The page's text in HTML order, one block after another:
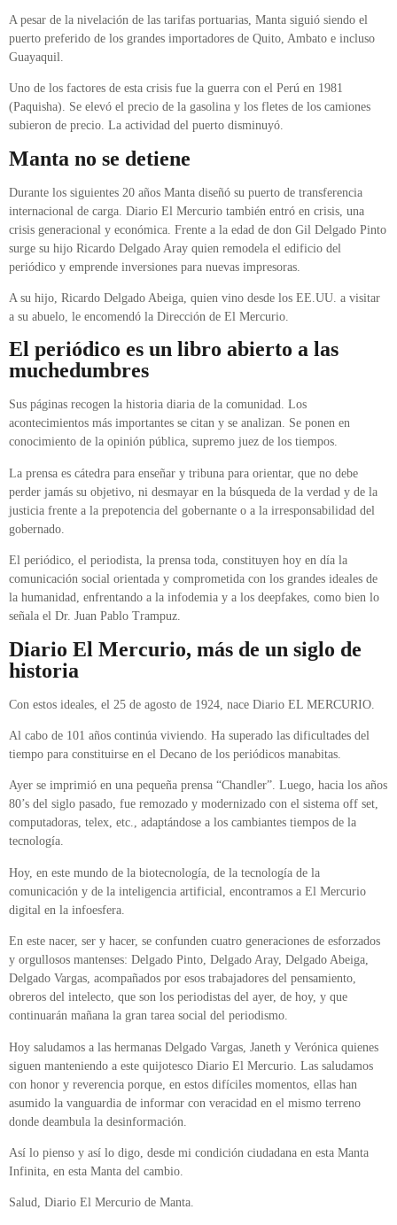
A pesar de la nivelación de las tarifas portuarias, Manta siguió siendo el
puerto preferido de los grandes importadores de Quito, Ambato e incluso
Guayaquil.
Uno de los factores de esta crisis fue la guerra con el Perú en 1981
(Paquisha). Se elevó el precio de la gasolina y los fletes de los camiones
subieron de precio. La actividad del puerto disminuyó.
Manta no se detiene
Durante los siguientes 20 años Manta diseñó su puerto de transferencia
internacional de carga. Diario El Mercurio también entró en crisis, una
crisis generacional y económica. Frente a la edad de don Gil Delgado Pinto
surge su hijo Ricardo Delgado Aray quien remodela el edificio del
periódico y emprende inversiones para nuevas impresoras.
A su hijo, Ricardo Delgado Abeiga, quien vino desde los EE.UU. a visitar
a su abuelo, le encomendó la Dirección de El Mercurio.
El periódico es un libro abierto a las
muchedumbres
Sus páginas recogen la historia diaria de la comunidad. Los
acontecimientos más importantes se citan y se analizan. Se ponen en
conocimiento de la opinión pública, supremo juez de los tiempos.
La prensa es cátedra para enseñar y tribuna para orientar, que no debe
perder jamás su objetivo, ni desmayar en la búsqueda de la verdad y de la
justicia frente a la prepotencia del gobernante o a la irresponsabilidad del
gobernado.
El periódico, el periodista, la prensa toda, constituyen hoy en día la
comunicación social orientada y comprometida con los grandes ideales de
la humanidad, enfrentando a la infodemia y a los deepfakes, como bien lo
señala el Dr. Juan Pablo Trampuz.
Diario El Mercurio, más de un siglo de
historia
Con estos ideales, el 25 de agosto de 1924, nace Diario EL MERCURIO.
Al cabo de 101 años continúa viviendo. Ha superado las dificultades del
tiempo para constituirse en el Decano de los periódicos manabitas.
Ayer se imprimió en una pequeña prensa “Chandler”. Luego, hacia los años
80’s del siglo pasado, fue remozado y modernizado con el sistema off set,
computadoras, telex, etc., adaptándose a los cambiantes tiempos de la
tecnología.
Hoy, en este mundo de la biotecnología, de la tecnología de la
comunicación y de la inteligencia artificial, encontramos a El Mercurio
digital en la infoesfera.
En este nacer, ser y hacer, se confunden cuatro generaciones de esforzados
y orgullosos mantenses: Delgado Pinto, Delgado Aray, Delgado Abeiga,
Delgado Vargas, acompañados por esos trabajadores del pensamiento,
obreros del intelecto, que son los periodistas del ayer, de hoy, y que
continuarán mañana la gran tarea social del periodismo.
Hoy saludamos a las hermanas Delgado Vargas, Janeth y Verónica quienes
siguen manteniendo a este quijotesco Diario El Mercurio. Las saludamos
con honor y reverencia porque, en estos difíciles momentos, ellas han
asumido la vanguardia de informar con veracidad en el mismo terreno
donde deambula la desinformación.
Así lo pienso y así lo digo, desde mi condición ciudadana en esta Manta
Infinita, en esta Manta del cambio.
Salud, Diario El Mercurio de Manta.